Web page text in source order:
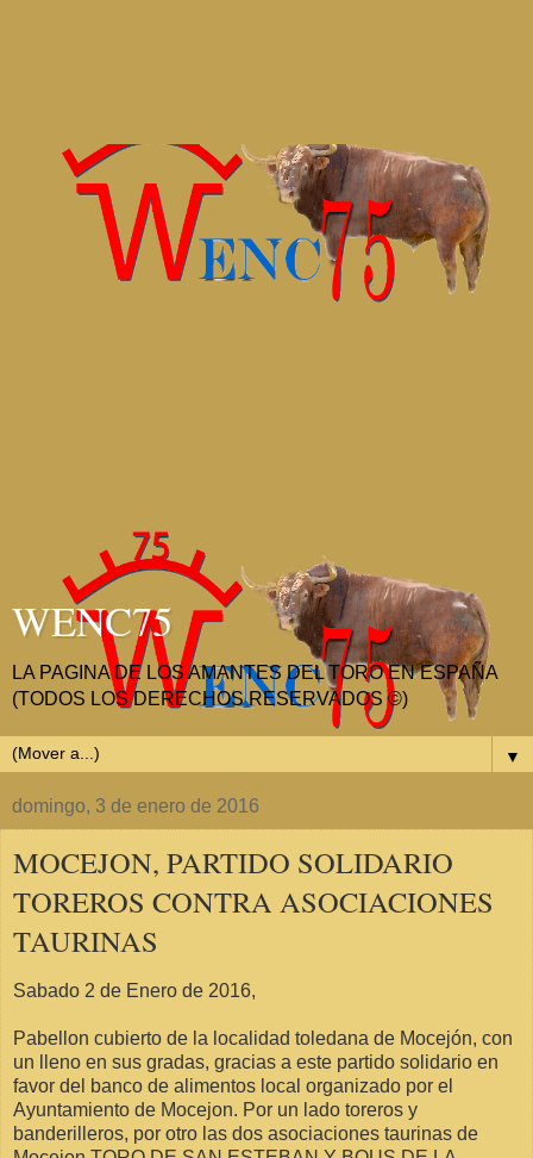
WENC75
LA PAGINA DE LOS AMANTES DEL TORO EN ESPAÑA
(TODOS LOS DERECHOS RESERVADOS ©)
▼
domingo, 3 de enero de 2016
MOCEJON, PARTIDO SOLIDARIO
TOREROS CONTRA ASOCIACIONES
TAURINAS
Sabado 2 de Enero de 2016,
Pabellon cubierto de la localidad toledana de Mocejón, con
un lleno en sus gradas, gracias a este partido solidario en
favor del banco de alimentos local organizado por el
Ayuntamiento de Mocejon. Por un lado toreros y
banderilleros, por otro las dos asociaciones taurinas de